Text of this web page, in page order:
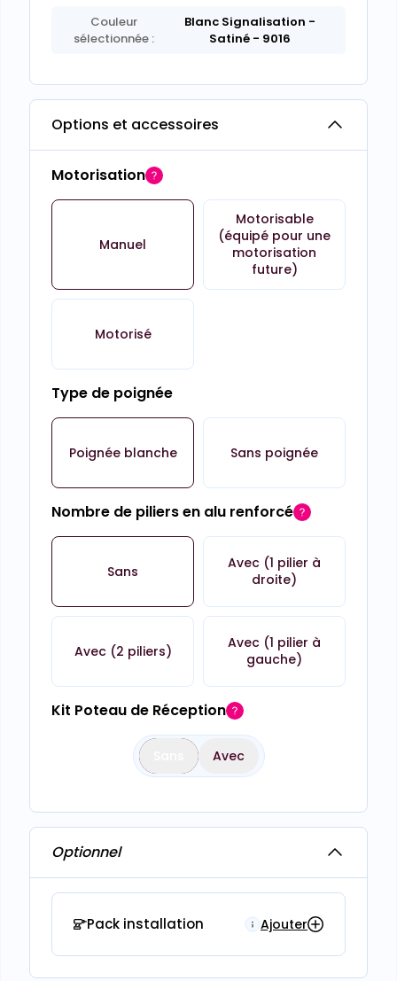
Couleur
sélectionnée :
Blanc Signalisation -
Satiné - 9016
Options et accessoires
Motorisation
Manuel
Motorisable
(équipé pour une
motorisation
future)
Motorisé
Type de poignée
Poignée blanche Sans poignée
Nombre de piliers en alu renforcé
Sans
Avec (1 pilier à
droite)
Avec (2 piliers)
Avec (1 pilier à
gauche)
Kit Poteau de Réception
Avec
Optionnel
Pack installation Ajouter